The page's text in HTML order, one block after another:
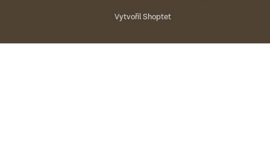
Vytvořil Shoptet